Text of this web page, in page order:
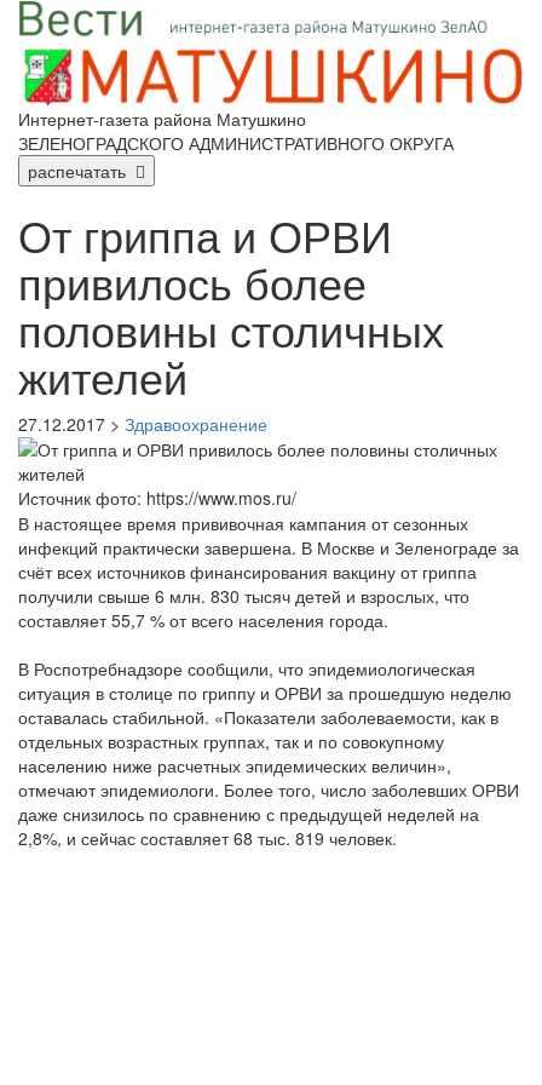
Интернет-газета района Матушкино
ЗЕЛЕНОГРАДСКОГО АДМИНИСТРАТИВНОГО ОКРУГА
распечатать
От гриппа и ОРВИ
привилось более
половины столичных
жителей
27.12.2017 > Здравоохранение
Источник фото: https://www.mos.ru/
В настоящее время прививочная кампания от сезонных
инфекций практически завершена. В Москве и Зеленограде за
счёт всех источников финансирования вакцину от гриппа
получили свыше 6 млн. 830 тысяч детей и взрослых, что
составляет 55,7 % от всего населения города.
В Роспотребнадзоре сообщили, что эпидемиологическая
ситуация в столице по гриппу и ОРВИ за прошедшую неделю
оставалась стабильной. «Показатели заболеваемости, как в
отдельных возрастных группах, так и по совокупному
населению ниже расчетных эпидемических величин»,
отмечают эпидемиологи. Более того, число заболевших ОРВИ
даже снизилось по сравнению с предыдущей неделей на
2,8%, и сейчас составляет 68 тыс. 819 человек.